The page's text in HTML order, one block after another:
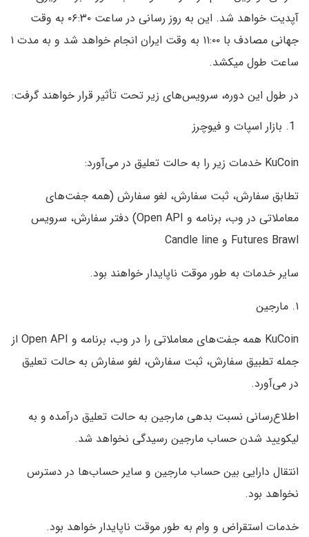
آپدیت خواهد شد. این به روز رسانی در ساعت ۰۶:۳۰ به وقت
جهانی مصادف با ۱۱:۰۰ به وقت ایران انجام خواهد شد و به مدت ۱
ساعت طول میکشد.
در طول این دوره، سرویس‌های زیر تحت تأثیر قرار خواهند گرفت:
بازار اسپات و فیوچرز
KuCoin خدمات زیر را به حالت تعلیق در می‌آورد:
تطابق سفارش، ثبت سفارش، لغو سفارش (همه جفت‌های
معاملاتی در وب، برنامه و Open API) دفتر سفارش، سرویس
Futures Brawl و Candle line
سایر خدمات به طور موقت ناپایدار خواهند بود.
۱. مارجین
KuCoin همه جفت‌های معاملاتی را در وب، برنامه و Open API از
جمله تطبیق سفارش، ثبت سفارش، لغو سفارش به حالت تعلیق
در می‌آورد.
اطلاع‌رسانی نسبت بدهی مارجین به حالت تعلیق درآمده و به
لیکویید شدن حساب مارجین رسیدگی نخواهد شد.
انتقال دارایی بین حساب مارجین و سایر حساب‌ها در دسترس
نخواهد بود.
خدمات استقراض و وام به طور موقت ناپایدار خواهد بود.